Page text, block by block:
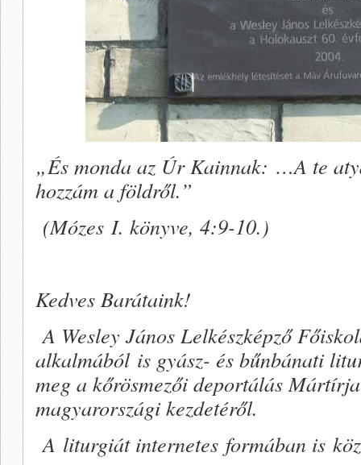
„És monda az Úr Kainnak: …A te
hozzám a földről.”
(Mózes I. könyve, 4:9-10.)
Kedves Barátaink!
A Wesley János Lelkészképző
alkalmából is gyász- és bűnbánati
meg a kőrösmezői deportálás
magyarországi kezdetéről.
A liturgiát internetes formában is